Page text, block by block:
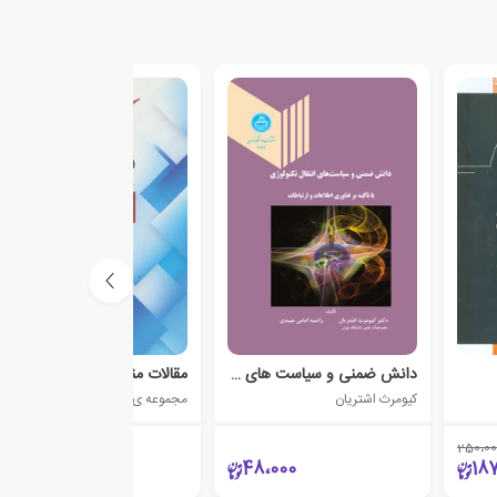
دانش ضمنی و سیاست های انتقال تکنولوژی
کیومرث اشتریان
48،000
مجموعه ی نویسندگان